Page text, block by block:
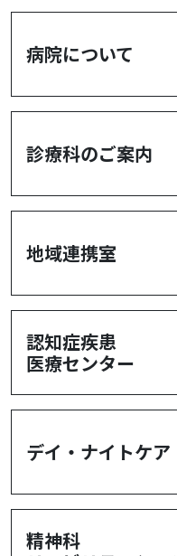
病院について
診療科のご案内
地域連携室
認知症疾患
医療センター
デイ・ナイトケア
精神科